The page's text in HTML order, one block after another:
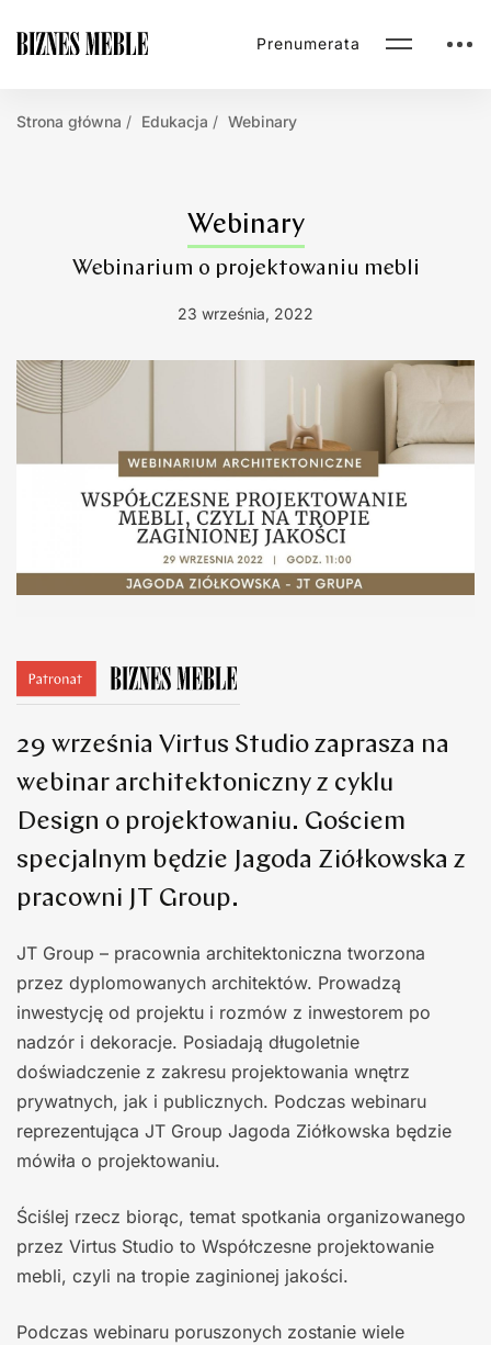
Prenumerata
Strona główna Edukacja Webinary
Webinary
Webinarium o projektowaniu mebli
23 września, 2022
29 września Virtus Studio zaprasza na
webinar architektoniczny z cyklu
Design o projektowaniu. Gościem
specjalnym będzie Jagoda Ziółkowska z
pracowni JT Group.
JT Group – pracownia architektoniczna tworzona
przez dyplomowanych architektów. Prowadzą
inwestycję od projektu i rozmów z inwestorem po
nadzór i dekoracje. Posiadają długoletnie
doświadczenie z zakresu projektowania wnętrz
prywatnych, jak i publicznych. Podczas webinaru
reprezentująca JT Group Jagoda Ziółkowska będzie
mówiła o projektowaniu.
Ściślej rzecz biorąc, temat spotkania organizowanego
przez Virtus Studio to Współczesne projektowanie
mebli, czyli na tropie zaginionej jakości.
Podczas webinaru poruszonych zostanie wiele